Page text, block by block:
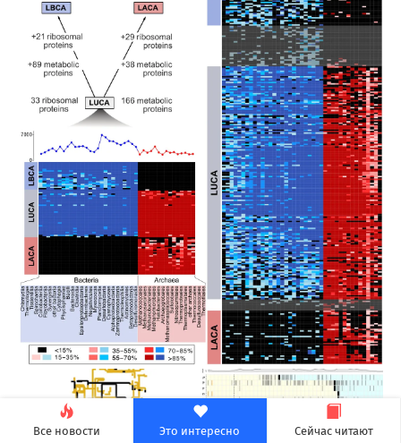
Все новости Это интересно Сейчас читают